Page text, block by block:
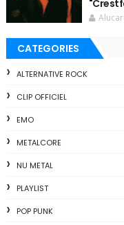
CATEGORIES
ALTERNATIVE ROCK
CLIP OFFICIEL
EMO
METALCORE
NU METAL
PLAYLIST
POP PUNK